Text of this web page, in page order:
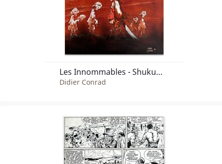
Les Innommables - Shukumeï - planche originale - comic art
Didier Conrad